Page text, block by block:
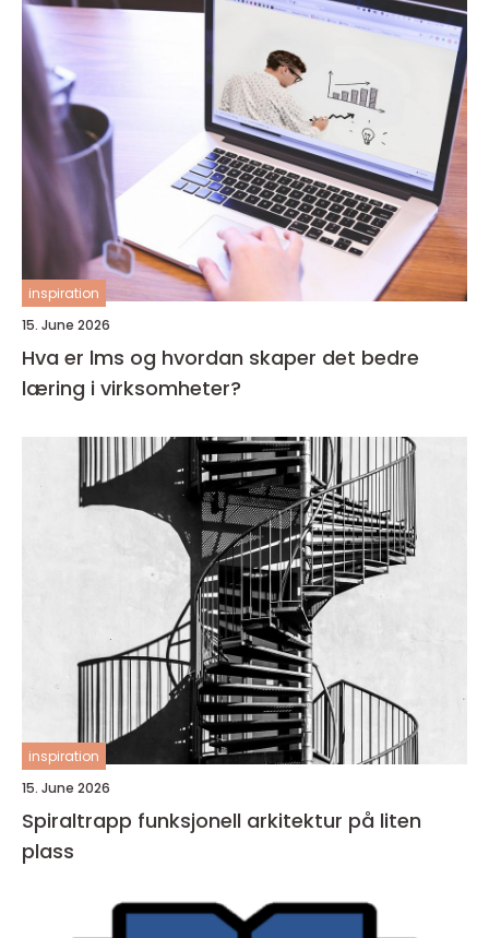
inspiration
15. June 2026
Hva er lms og hvordan skaper det bedre
læring i virksomheter?
inspiration
15. June 2026
Spiraltrapp funksjonell arkitektur på liten
plass